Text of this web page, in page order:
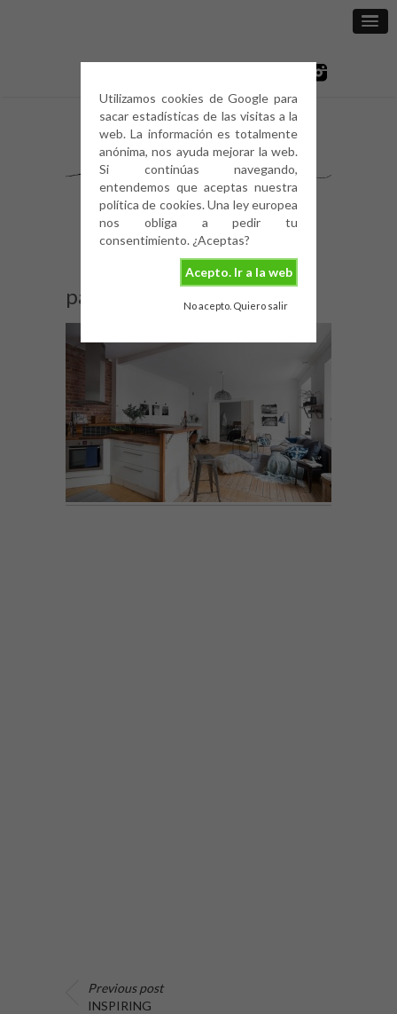
Utilizamos cookies de Google para
sacar estadísticas de las visitas a la
web. La información es totalmente
anónima, nos ayuda mejorar la web.
Si continúas navegando,
entendemos que aceptas nuestra
política de cookies. Una ley europea
nos obliga a pedir tu
consentimiento. ¿Aceptas?
Acepto. Ir a la web
No acepto. Quiero salir
pared-de-ladrillo-5
Previous post
INSPIRING